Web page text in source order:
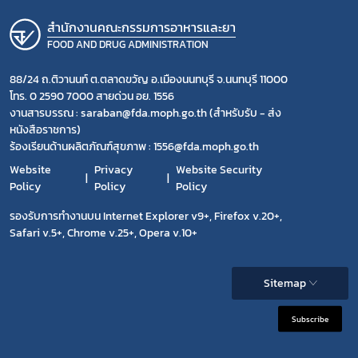
สำนักงานคณะกรรมการอาหารและยา
FOOD AND DRUG ADMINISTRATION
88/24 ถ.ติวานนท์ ต.ตลาดขวัญ อ.เมืองนนทบุรี จ.นนทบุรี 11000
โทร. 0 2590 7000 สายด่วน อย. 1556
งานสารบรรณ : saraban@fda.moph.go.th (สำหรับรับ - ส่ง
หนังสือราชการ)
ร้องเรียนด้านผลิตภัณฑ์สุขภาพ : 1556@fda.moph.go.th
Website
Policy
Privacy
Policy
Website Security
Policy
รองรับการทำงานบน Internet Explorer v9+, Firefox v.20+,
Safari v.5+, Chrome v.25+, Opera v.10+
Sitemap
Subscribe